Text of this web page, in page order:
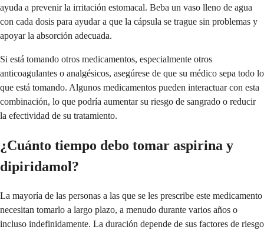
ayuda a prevenir la irritación estomacal. Beba un vaso lleno de agua
con cada dosis para ayudar a que la cápsula se trague sin problemas y
apoyar la absorción adecuada.
Si está tomando otros medicamentos, especialmente otros
anticoagulantes o analgésicos, asegúrese de que su médico sepa todo lo
que está tomando. Algunos medicamentos pueden interactuar con esta
combinación, lo que podría aumentar su riesgo de sangrado o reducir
la efectividad de su tratamiento.
¿Cuánto tiempo debo tomar aspirina y
dipiridamol?
La mayoría de las personas a las que se les prescribe este medicamento
necesitan tomarlo a largo plazo, a menudo durante varios años o
incluso indefinidamente. La duración depende de sus factores de riesgo